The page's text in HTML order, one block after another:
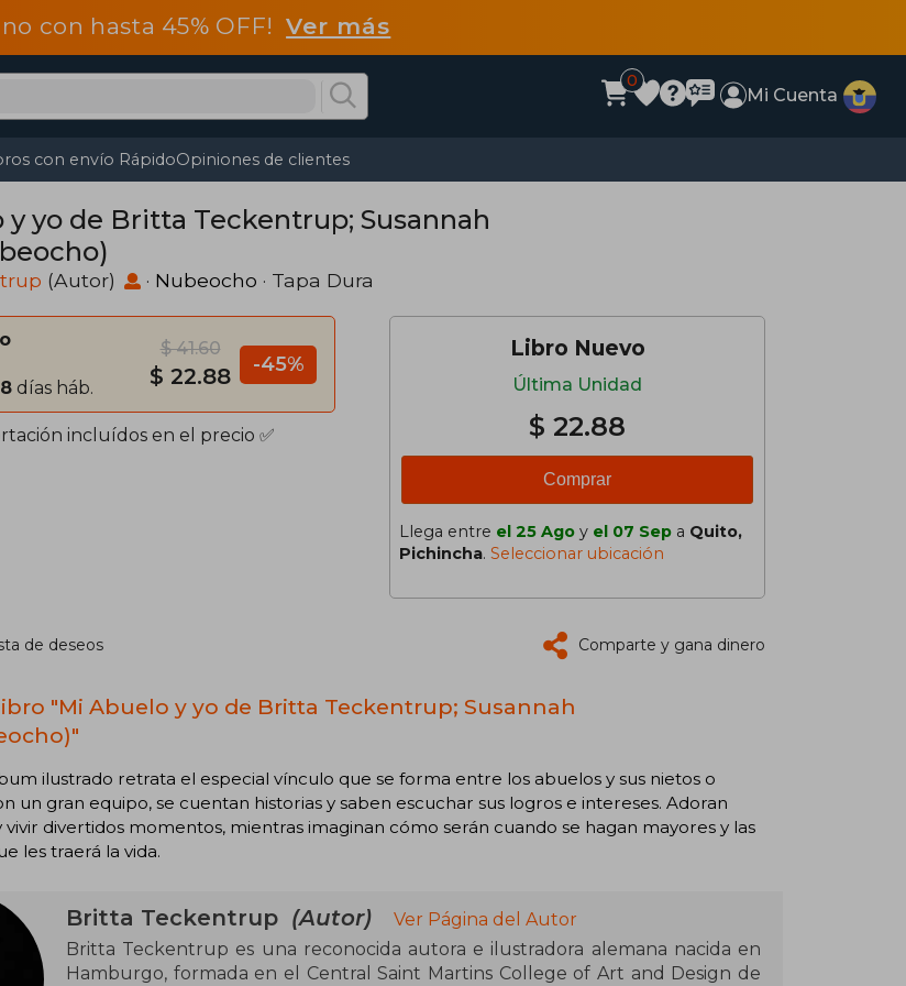
con hasta 45% OFF!Ver más
0
Mi Cuenta
con envío RápidoOpiniones de clientes
y yo de Britta Teckentrup; Susannah
(Autor) · Nubeocho · Tapa Dura
días háb.
$ 41.60
$ 22.88 -45%
incluídos en el precio ✅
Libro Nuevo
Última Unidad
$ 22.88
Comprar
Llega entre el 25 Ago y el 07 Sep a Quito,
Pichincha. Seleccionar ubicación
de deseos Comparte y gana dinero
"Mi Abuelo y yo de Britta Teckentrup; Susannah
ilustrado retrata el especial vínculo que se forma entre los abuelos y sus nietos o
un gran equipo, se cuentan historias y saben escuchar sus logros e intereses. Adoran
vivir divertidos momentos, mientras imaginan cómo serán cuando se hagan mayores y las
les traerá la vida.
Britta Teckentrup (Autor)
Ver Página del Autor
Britta Teckentrup es una reconocida autora e ilustradora alemana nacida en
Hamburgo, formada en el Central Saint Martins College of Art and Design de